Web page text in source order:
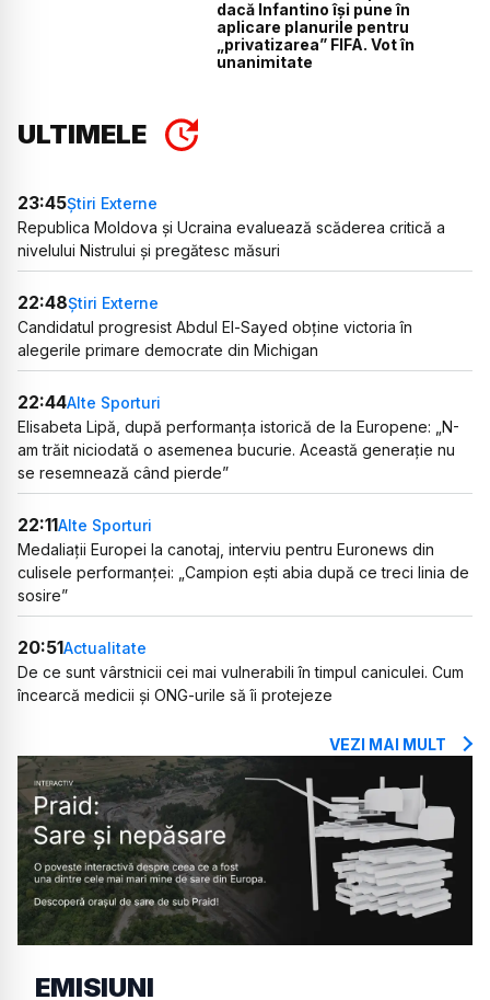
dacă Infantino își pune în
aplicare planurile pentru
„privatizarea” FIFA. Vot în
unanimitate
ULTIMELE
23:45Știri Externe
Republica Moldova și Ucraina evaluează scăderea critică a
nivelului Nistrului și pregătesc măsuri
22:48Știri Externe
Candidatul progresist Abdul El-Sayed obține victoria în
alegerile primare democrate din Michigan
22:44Alte Sporturi
Elisabeta Lipă, după performanța istorică de la Europene: „N-
am trăit niciodată o asemenea bucurie. Această generație nu
se resemnează când pierde”
22:11Alte Sporturi
Medaliații Europei la canotaj, interviu pentru Euronews din
culisele performanței: „Campion ești abia după ce treci linia de
sosire”
20:51Actualitate
De ce sunt vârstnicii cei mai vulnerabili în timpul caniculei. Cum
încearcă medicii și ONG-urile să îi protejeze
VEZI MAI MULT
EMISIUNI